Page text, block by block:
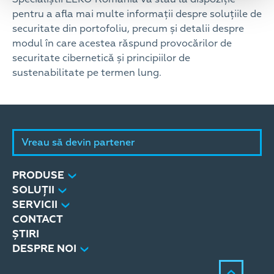
pentru a afla mai multe informații despre soluțiile de
securitate din portofoliu, precum și detalii despre
modul în care acestea răspund provocărilor de
securitate cibernetică și principiilor de
sustenabilitate pe termen lung.
Vreau să devin partener
PRODUSE
SOLUȚII
SERVICII
CONTACT
ȘTIRI
DESPRE NOI